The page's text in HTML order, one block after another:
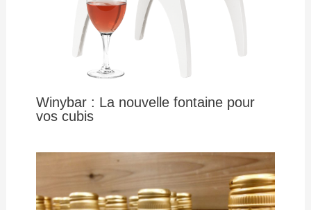
Winybar : La nouvelle fontaine pour
vos cubis